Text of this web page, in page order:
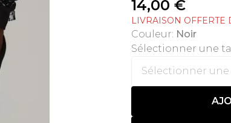
14,00 €
LIVRAISON OFFERTE
Couleur: Noir
Sélectionner une